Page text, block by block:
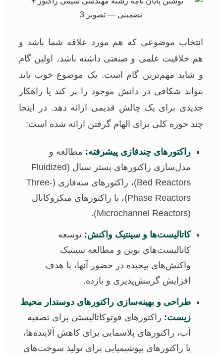
انتخاب موضوعی که هم مورد علاقه شما باشد و
هم خلاقیت علمی و صنعتی داشته باشد، اولین گام
و شاید مهم‌ترین گام است. یک موضوع خوب باید
بتواند شکافی در دانش موجود را پر کند یا راهکار
جدیدی برای یک چالش قدیمی ارائه دهد. در اینجا
چند حوزه کلی برای الهام گرفتن ارائه شده است:
راکتورهای چندفازی پیشرفته: مطالعه و
مدل‌سازی راکتورهای بستر سیال (Fluidized
Bed Reactors)، راکتورهای سه‌فازی (Three-
Phase Reactors)، یا راکتورهای میکروکانال
(Microchannel Reactors).
کاتالیست‌ها و سینتیک واکنش: توسعه
کاتالیست‌های نوین و مطالعه سینتیک
واکنش‌های پیچیده در حضور آنها، با هدف
افزایش گزینش‌پذیری و بازده.
طراحی و بهینه‌سازی راکتورهای دوستدار محیط
زیست: راکتورهای فوتوکاتالیستی برای تصفیه
آب، راکتورهای پلاسمایی برای کاهش آلاینده‌ها،
یا راکتورهای بیوشیمیایی برای تولید سوخت‌های